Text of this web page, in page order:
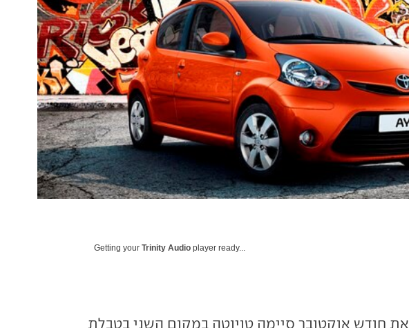
Getting yourTrinity Audio player ready...
את חודש אוקטובר סיימה טויוטה במקום השני בטבלת